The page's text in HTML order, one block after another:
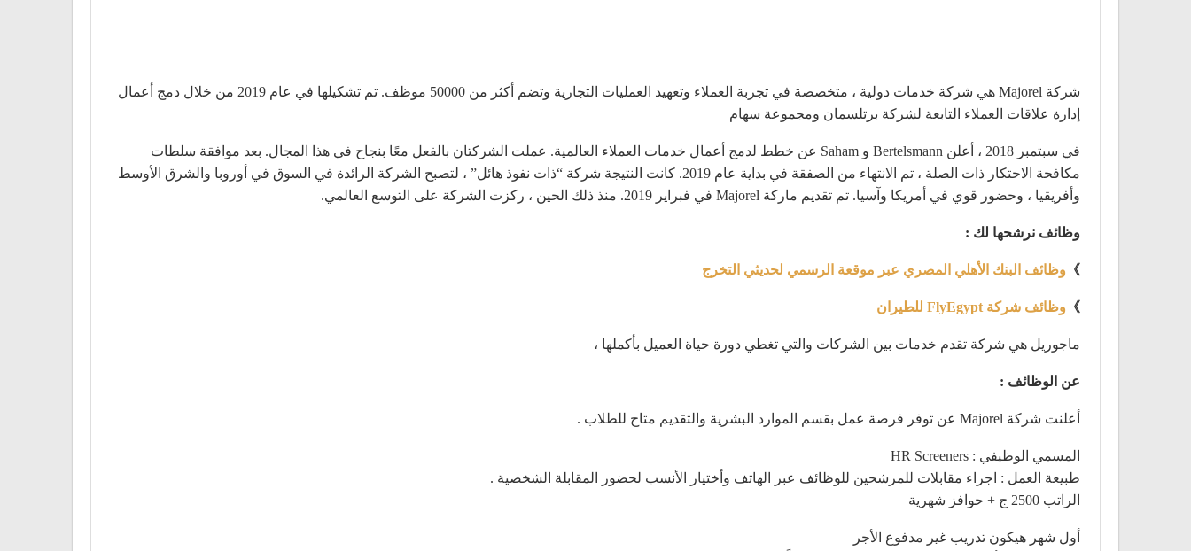
شركة Majorel هي شركة خدمات دولية ، متخصصة في تجربة العملاء وتعهيد العمليات التجارية وتضم أكثر من 50000 موظف. تم تشكيلها في عام 2019 من خلال دمج أعمال
إدارة علاقات العملاء التابعة لشركة برتلسمان ومجموعة سهام
في سبتمبر 2018 ، أعلن Bertelsmann و Saham عن خطط لدمج أعمال خدمات العملاء العالمية. عملت الشركتان بالفعل معًا بنجاح في هذا المجال. بعد موافقة سلطات
مكافحة الاحتكار ذات الصلة ، تم الانتهاء من الصفقة في بداية عام 2019. كانت النتيجة شركة “ذات نفوذ هائل” ، لتصبح الشركة الرائدة في السوق في أوروبا والشرق الأوسط
وأفريقيا ، وحضور قوي في أمريكا وآسيا. تم تقديم ماركة Majorel في فبراير 2019. منذ ذلك الحين ، ركزت الشركة على التوسع العالمي.
وظائف نرشحها لك :
》 وظائف البنك الأهلي المصري عبر موقعة الرسمي لحديثي التخرج
》 وظائف شركة FlyEgypt للطيران
ماجوريل هي شركة تقدم خدمات بين الشركات والتي تغطي دورة حياة العميل بأكملها ،
عن الوظائف :
أعلنت شركة Majorel عن توفر فرصة عمل بقسم الموارد البشرية والتقديم متاح للطلاب .
المسمي الوظيفي : HR Screeners
طبيعة العمل : اجراء مقابلات للمرشحين للوظائف عبر الهاتف وأختيار الأنسب لحضور المقابلة الشخصية .
الراتب 2500 ج + حوافز شهرية
أول شهر هيكون تدريب غير مدفوع الأجر